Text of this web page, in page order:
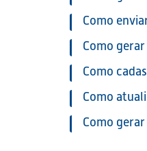
Como
Como
Como
Como
Como